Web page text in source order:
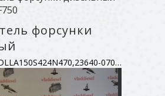
форсунки
105015-4700,DLLA150S424N470,23640-0704A,23640-1330A,9432610439